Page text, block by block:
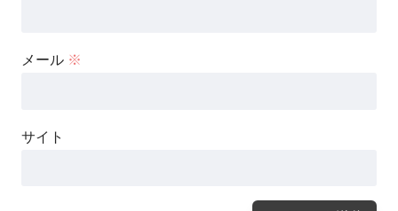
メール ※
サイト